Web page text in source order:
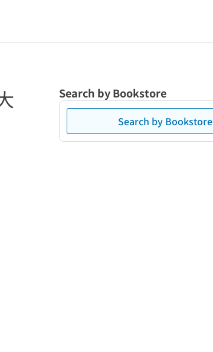
Search by Bookstore
Search by Bookstore